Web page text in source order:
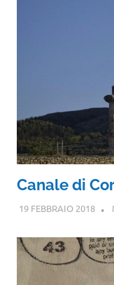
Canale di
19 FEBBRAIO 2018